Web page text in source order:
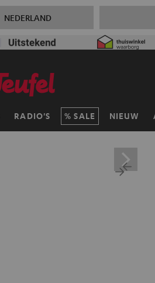
NEDERLAND
RADIO'S SALE NIEUW